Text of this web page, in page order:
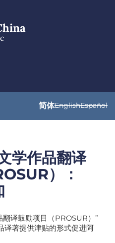
简体EnglishEspañol
学作品翻译
）：
译鼓励项目（PROSUR）”
译著提供津贴的形式促进阿